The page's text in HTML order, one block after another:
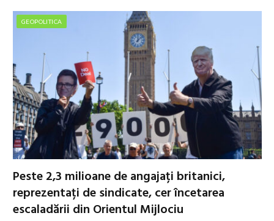
GEOPOLITICA
Peste 2,3 milioane de angajați britanici,
reprezentați de sindicate, cer încetarea
escaladării din Orientul Mijlociu